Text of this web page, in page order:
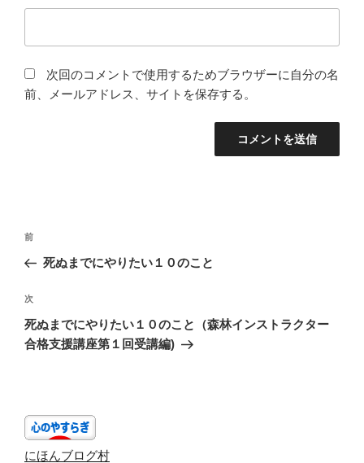
次回のコメントで使用するためブラウザーに自分の名
前、メールアドレス、サイトを保存する。
投
ナ
ビ
ゲ
ー
ン
前
の
稿
前
死ぬまでにやりたい１０のこと
次
の
投
次
死ぬまでにやりたい１０のこと（森林インストラクター
合格支援講座第１回受講編)
にほんブログ村